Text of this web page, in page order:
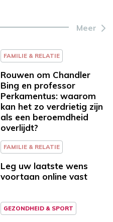
Meer
FAMILIE & RELATIE
Rouwen om Chandler
Bing en professor
Perkamentus: waarom
kan het zo verdrietig zijn
als een beroemdheid
overlijdt?
FAMILIE & RELATIE
Leg uw laatste wens
voortaan online vast
GEZONDHEID & SPORT